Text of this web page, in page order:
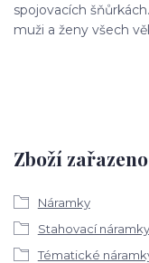
spojovacích
muži a ženy všech
Zboží
Náramky
Stahovací náramky
Tématické